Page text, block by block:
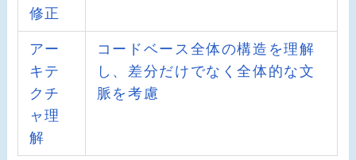
修正
アー
キテ
クチ
ャ理
解
コードベース全体の構造を理解
し、差分だけでなく全体的な文
脈を考慮